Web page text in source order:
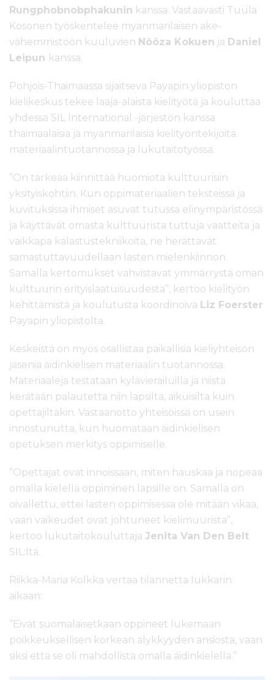
Rungphobnobphakunin kanssa. Vastaavasti Tuula
Kosonen työskentelee myanmarilaisen ake-
vähemmistöön kuuluvien Nööza Kokuen ja Daniel
Leipun kanssa.
Pohjois-Thaimaassa sijaitseva Payapin yliopiston
kielikeskus tekee laaja-alaista kielityötä ja kouluttaa
yhdessä SIL International -järjestön kanssa
thaimaalaisia ja myanmarilaisia kielityöntekijöitä
materiaalintuotannossa ja lukutaitotyössä.
”On tärkeää kiinnittää huomiota kulttuurisiin
yksityiskohtiin. Kun oppimateriaalien teksteissä ja
kuvituksissa ihmiset asuvat tutussa elinympäristössä
ja käyttävät omasta kulttuurista tuttuja vaatteita ja
vaikkapa kalastustekniikoita, ne herättävät
samastuttavuudellaan lasten mielenkiinnon.
Samalla kertomukset vahvistavat ymmärrystä oman
kulttuurin erityislaatuisuudesta”, kertoo kielityön
kehittämistä ja koulutusta koordinoiva Liz Foerster
Payapin yliopistolta.
Keskeistä on myös osallistaa paikallisia kieliyhteisön
jäseniä äidinkielisen materiaalin tuotannossa.
Materiaaleja testataan kylävierailuilla ja niistä
kerätään palautetta niin lapsilta, aikuisilta kuin
opettajiltakin. Vastaanotto yhteisöissä on usein
innostunutta, kun huomataan äidinkielisen
opetuksen merkitys oppimiselle.
”Opettajat ovat innoissaan, miten hauskaa ja nopeaa
omalla kielellä oppiminen lapsille on. Samalla on
oivallettu, ettei lasten oppimisessa ole mitään vikaa,
vaan vaikeudet ovat johtuneet kielimuurista”,
kertoo lukutaitokouluttaja Jenita Van Den Belt
SIL:ltä.
Riikka-Maria Kolkka vertaa tilannetta lukkarin
aikaan:
”Eivät suomalaisetkaan oppineet lukemaan
poikkeuksellisen korkean älykkyyden ansiosta, vaan
siksi että se oli mahdollista omalla äidinkielellä.”